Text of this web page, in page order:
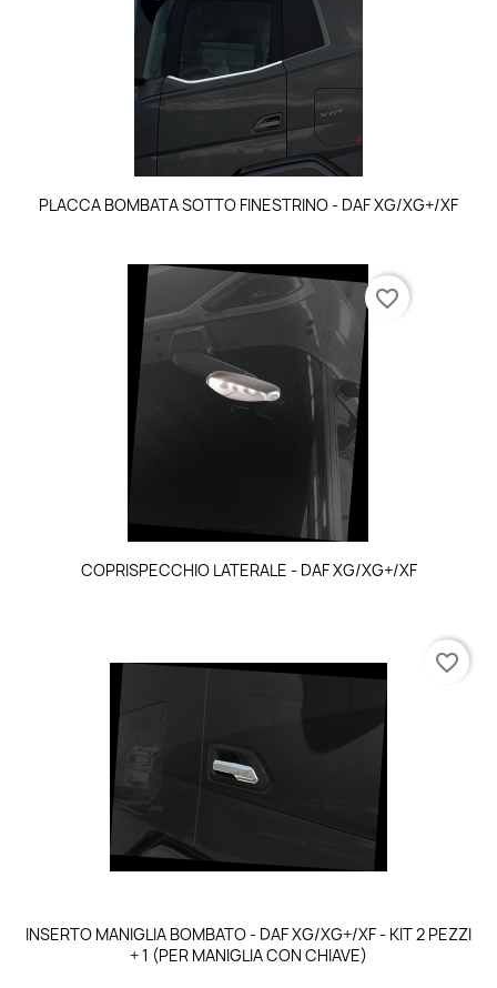
PLACCA BOMBATA SOTTO FINESTRINO - DAF XG/XG+/XF
COPRISPECCHIO LATERALE - DAF XG/XG+/XF
favorite_border
INSERTO MANIGLIA BOMBATO - DAF XG/XG+/XF - KIT 2 PEZZI
+ 1 (PER MANIGLIA CON CHIAVE)
favorite_border